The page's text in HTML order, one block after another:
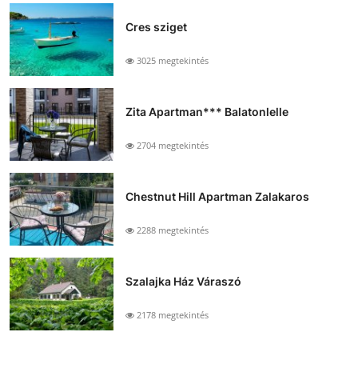
Cres sziget
3025 megtekintés
Zita Apartman*** Balatonlelle
2704 megtekintés
Chestnut Hill Apartman Zalakaros
2288 megtekintés
Szalajka Ház Váraszó
2178 megtekintés